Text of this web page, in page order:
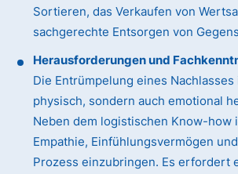
Sortieren, das Verkaufen von
sachgerechte Entsorgen von
Herausforderungen und
Die Entrümpelung eines
physisch, sondern auch emotional
Neben dem logistischen Know-how
Empathie, Einfühlungsvermögen
Prozess einzubringen. Es erfordert